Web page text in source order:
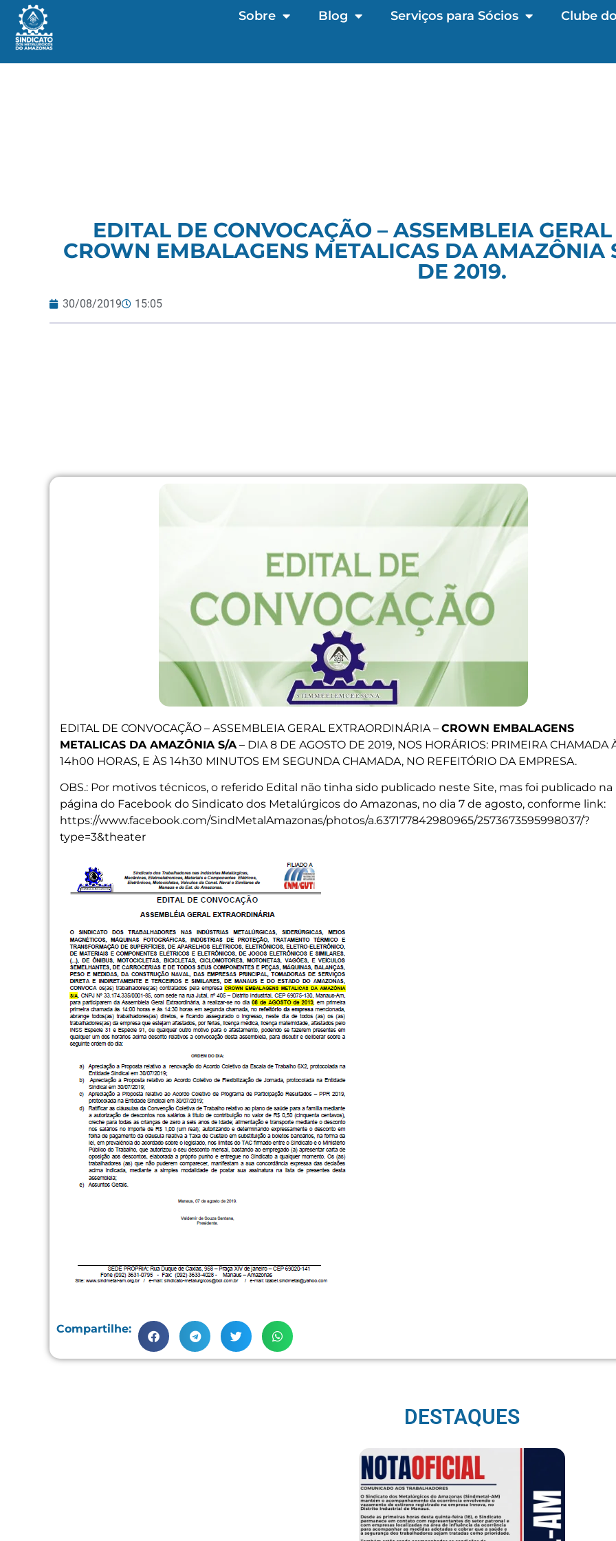
Sobre Blog Serviços para Sócios Clube
EDITAL DE CONVOCAÇÃO – ASSEMBLEIA
CROWN EMBALAGENS METALICAS DA AMAZÔNIA
DE 2019.
30/08/2019 15:05
EDITAL DE CONVOCAÇÃO – ASSEMBLEIA GERAL EXTRAORDINÁRIA – CROWN EMBALAGENS
METALICAS DA AMAZÔNIA S/A – DIA 8 DE AGOSTO DE 2019, NOS HORÁRIOS: PRIMEIRA CHAMADA
14h00 HORAS, E ÀS 14h30 MINUTOS EM SEGUNDA CHAMADA, NO REFEITÓRIO DA EMPRESA.
OBS.: Por motivos técnicos, o referido Edital não tinha sido publicado neste Site, mas foi publicado na
página do Facebook do Sindicato dos Metalúrgicos do Amazonas, no dia 7 de agosto, conforme link:
https://www.facebook.com/SindMetalAmazonas/photos/a.637177842980965/2573673595998037/?
type=3&theater
Compartilhe:
DESTAQUES